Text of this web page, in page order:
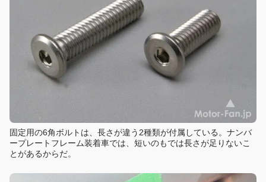
固定用の6角ボルトは、長さが違う2種類が付属している。ナンバ
ープレートフレーム装着車では、短いのもでは長さが足りないこ
とがあるからだ。